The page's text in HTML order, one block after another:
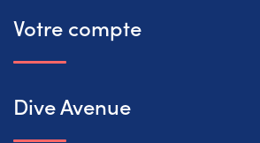
Votre compte
Dive Avenue